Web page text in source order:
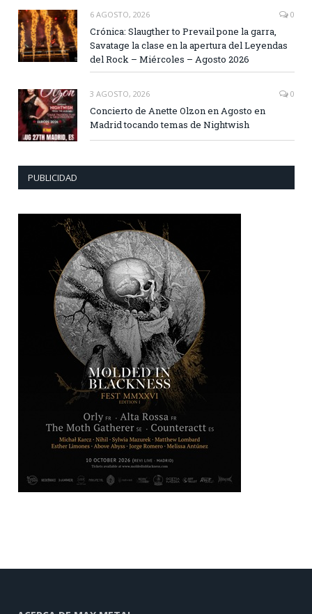
6 AGOSTO, 2026 0
Crónica: Slaugther to Prevail pone la garra,
Savatage la clase en la apertura del Leyendas
del Rock – Miércoles – Agosto 2026
3 AGOSTO, 2026 0
Concierto de Anette Olzon en Agosto en
Madrid tocando temas de Nightwish
PUBLICIDAD